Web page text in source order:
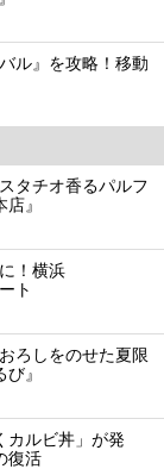
ル』を攻略！移動
タチオ香るパルフ
』
！横浜
ト
ろしをのせた夏限
』
カルビ丼」が発
復活